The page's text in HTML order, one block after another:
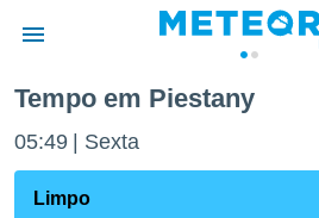
da
foi
Tempo em Piestany
05:49 Sexta
Limpo